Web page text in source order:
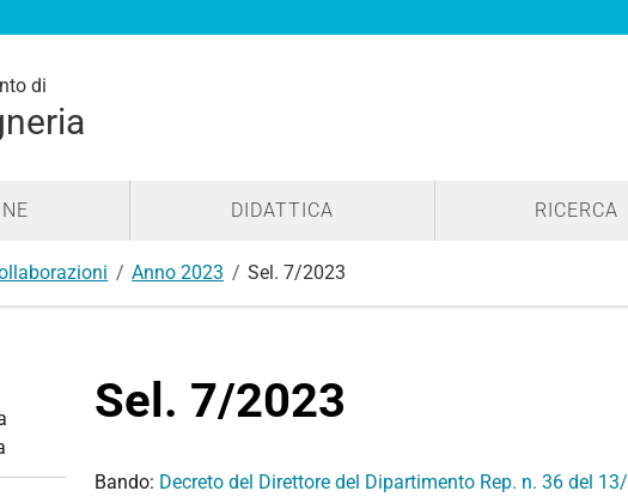
di
DIDATTICA RICERCA
Anno 2023 Sel. 7/2023
Sel. 7/2023
Bando: Decreto del Direttore del Dipartimento Rep. n. 36 del